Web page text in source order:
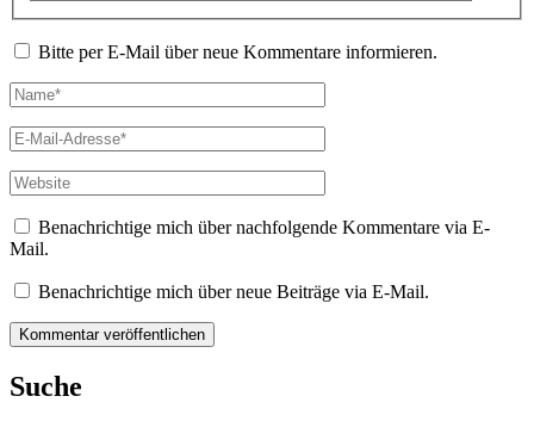
Bitte per E-Mail über neue Kommentare informieren.
Name*
E-
Mail-
Adresse*
Website
Benachrichtige mich über nachfolgende Kommentare via E-
Mail.
Benachrichtige mich über neue Beiträge via E-Mail.
Suche